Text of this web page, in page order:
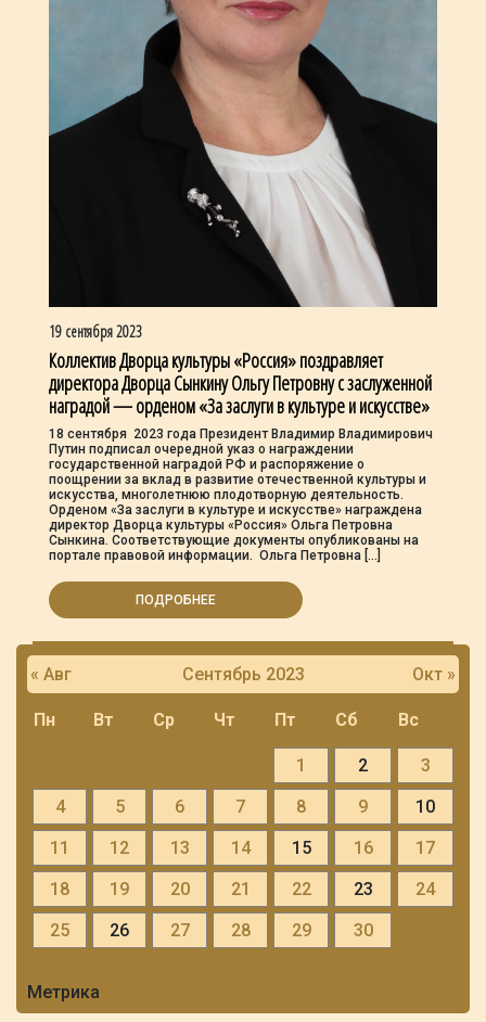
19 сентября 2023
Коллектив Дворца культуры «Россия» поздравляет
директора Дворца Сынкину Ольгу Петровну с заслуженной
наградой — орденом «За заслуги в культуре и искусстве»
18 сентября 2023 года Президент Владимир Владимирович
Путин подписал очередной указ о награждении
государственной наградой РФ и распоряжение о
поощрении за вклад в развитие отечественной культуры и
искусства, многолетнюю плодотворную деятельность.
Орденом «За заслуги в культуре и искусстве» награждена
директор Дворца культуры «Россия» Ольга Петровна
Сынкина. Соответствующие документы опубликованы на
портале правовой информации. Ольга Петровна […]
ПОДРОБНЕЕ
Сентябрь 2023
Пн Вт Ср Чт Пт Сб Вс
« Авг Окт »
1 2
3
4
5 6 7 8 9
10
11
12 13 14 15 16
17
18
19 20 21 22 23
24
25
26 27 28 29 30
Метрика